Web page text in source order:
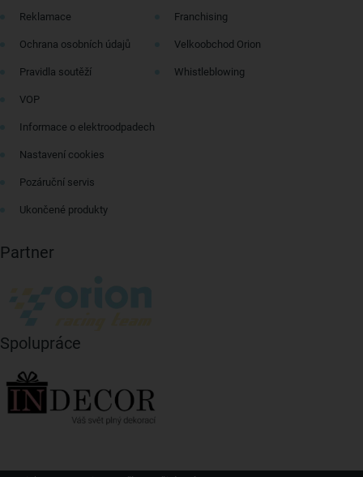
Reklamace
Ochrana osobních údajů
Pravidla soutěží
VOP
Informace o elektroodpadech
Nastavení cookies
Pozáruční servis
Ukončené produkty
Franchising
Velkoobchod Orion
Whistleblowing
Partner
Spolupráce